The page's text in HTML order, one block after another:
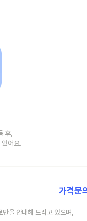
후,
있어요.
가격문
을 안내해 드리고 있으며,